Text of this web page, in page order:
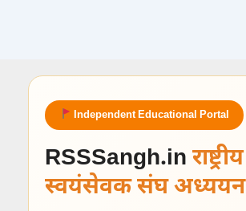
Independent Educational Portal
RSSSangh.in राष्ट्रीय
स्वयंसेवक संघ अध्ययन